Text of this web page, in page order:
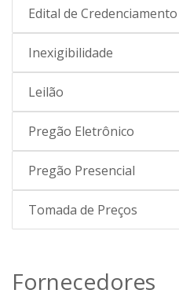
Edital de Credenciamento
Inexigibilidade
Leilão
Pregão Eletrônico
Pregão Presencial
Tomada de Preços
Fornecedores